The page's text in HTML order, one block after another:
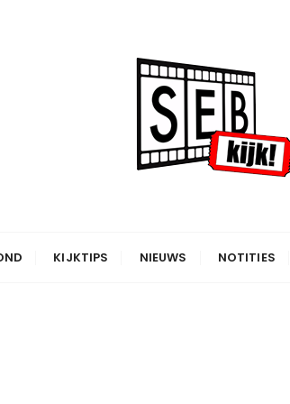
KIJKTIPS NIEUWS NOTITIES